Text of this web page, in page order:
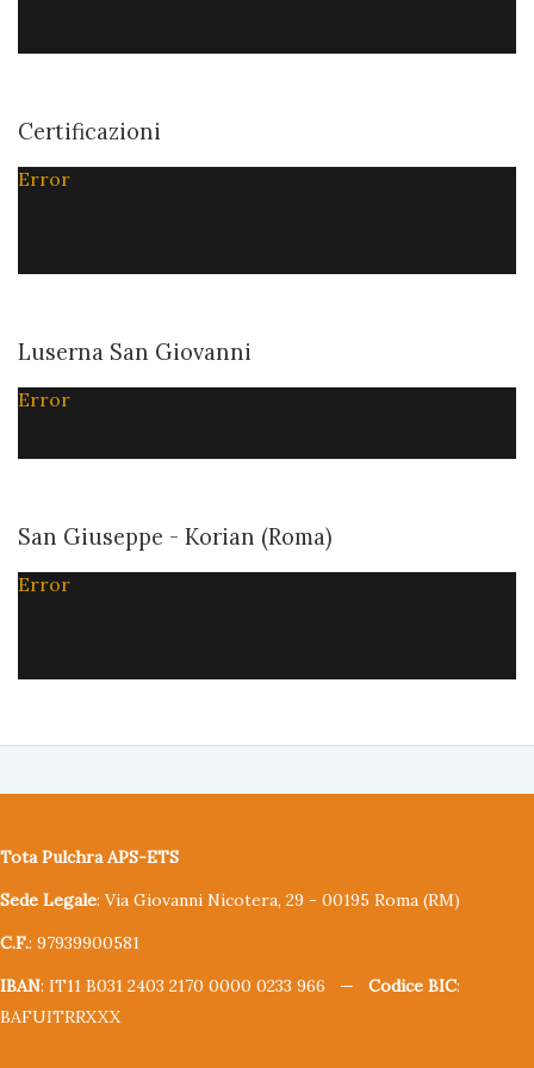
Certificazioni
Error
Luserna San Giovanni
Error
San Giuseppe - Korian (Roma)
Error
Tota Pulchra APS-ETS
Sede Legale: Via Giovanni Nicotera, 29 - 00195 Roma (RM)
C.F.: 97939900581
IBAN: IT11 B031 2403 2170 0000 0233 966 — Codice BIC:
BAFUITRRXXX